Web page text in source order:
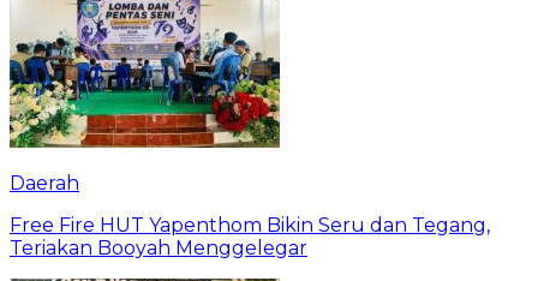
Daerah
Free Fire HUT Yapenthom Bikin Seru dan Tegang,
Teriakan Booyah Menggelegar